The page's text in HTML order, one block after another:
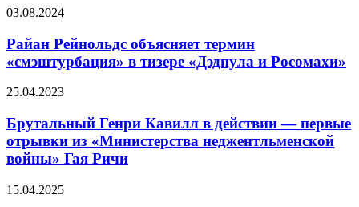
Зла»
выхода
аниме-
фильма
Райан
объясняет
термин
«смэштурбация»
тизере
и
Росомахи»
03.08.2024
Райан Рейнольдс объясняет термин
«смэштурбация» в тизере «Дэдпула и Росомахи»
Брутальный
Кавилл
в
действии
—
отрывки
25.04.2023
Брутальный Генри Кавилл в действии — первые
отрывки из «Министерства неджентльменской
войны» Гая Ричи
Назад
15.04.2025